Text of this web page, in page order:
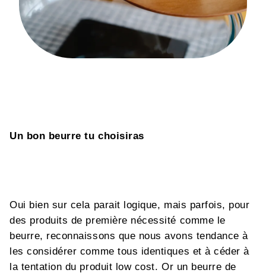
Un bon beurre tu choisiras
Oui bien sur cela parait logique, mais parfois, pour
des produits de première nécessité comme le
beurre, reconnaissons que nous avons tendance à
les considérer comme tous identiques et à céder à
la tentation du produit low cost. Or un beurre de